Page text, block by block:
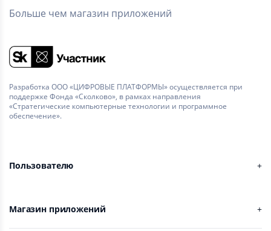
Больше чем магазин приложений
Разработка ООО «ЦИФРОВЫЕ ПЛАТФОРМЫ» осуществляется при
поддержке Фонда «Сколково», в рамках направления
«Стратегические компьютерные технологии и программное
обеспечение».
Пользователю
Магазин приложений